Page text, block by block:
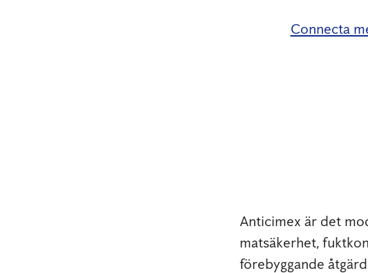
Connecta
Anticimex är det
matsäkerhet,
förebyggande